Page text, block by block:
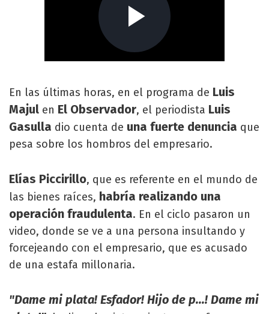
En las últimas horas, en el programa de Luis
Majul en El Observador, el periodista Luis
Gasulla dio cuenta de una fuerte denuncia que
pesa sobre los hombros del empresario.
Elías Piccirillo, que es referente en el mundo de
las bienes raíces, habría realizando una
operación fraudulenta. En el ciclo pasaron un
video, donde se ve a una persona insultando y
forcejeando con el empresario, que es acusado
de una estafa millonaria.
"Dame mi plata! Esfador! Hijo de p...! Dame mi